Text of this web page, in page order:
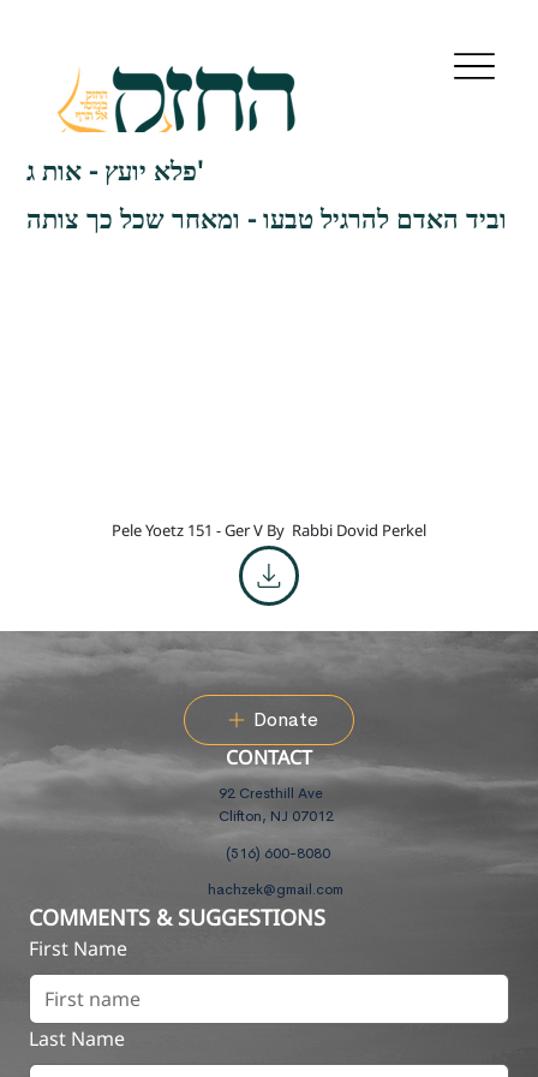
פלא יועץ - אות ג'
וביד האדם להרגיל טבעו - ומאחר שכל כך צותה
Pele Yoetz 151 - Ger V By Rabbi Dovid Perkel
Donate
CONTACT
92 Cresthill Ave
Clifton, NJ 07012
(516) 600-8080
hachzek@gmail.com
COMMENTS & SUGGESTIONS
First Name
Last Name